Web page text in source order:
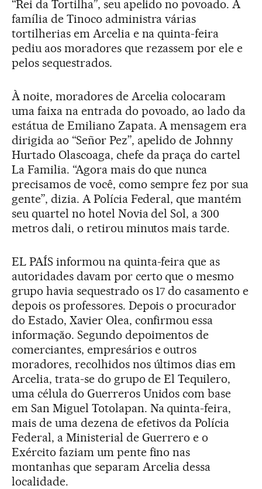
“Rei da Tortilha”, seu apelido no povoado. A
família de Tinoco administra várias
tortilherias em Arcelia e na quinta-feira
pediu aos moradores que rezassem por ele e
pelos sequestrados.
À noite, moradores de Arcelia colocaram
uma faixa na entrada do povoado, ao lado da
estátua de Emiliano Zapata. A mensagem era
dirigida ao “Señor Pez”, apelido de Johnny
Hurtado Olascoaga, chefe da praça do cartel
La Familia. “Agora mais do que nunca
precisamos de você, como sempre fez por sua
gente”, dizia. A Polícia Federal, que mantém
seu quartel no hotel Novia del Sol, a 300
metros dali, o retirou minutos mais tarde.
EL PAÍS informou na quinta-feira que as
autoridades davam por certo que o mesmo
grupo havia sequestrado os 17 do casamento e
depois os professores. Depois o procurador
do Estado, Xavier Olea, confirmou essa
informação. Segundo depoimentos de
comerciantes, empresários e outros
moradores, recolhidos nos últimos dias em
Arcelia, trata-se do grupo de El Tequilero,
uma célula do Guerreros Unidos com base
em San Miguel Totolapan. Na quinta-feira,
mais de uma dezena de efetivos da Polícia
Federal, a Ministerial de Guerrero e o
Exército faziam um pente fino nas
montanhas que separam Arcelia dessa
localidade.